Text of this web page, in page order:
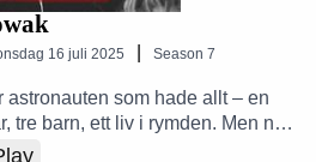
16 juli 2025 Season 7
astronauten som hade allt – en
tre barn, ett liv i rymden. Men när
tar slut förlorar hon